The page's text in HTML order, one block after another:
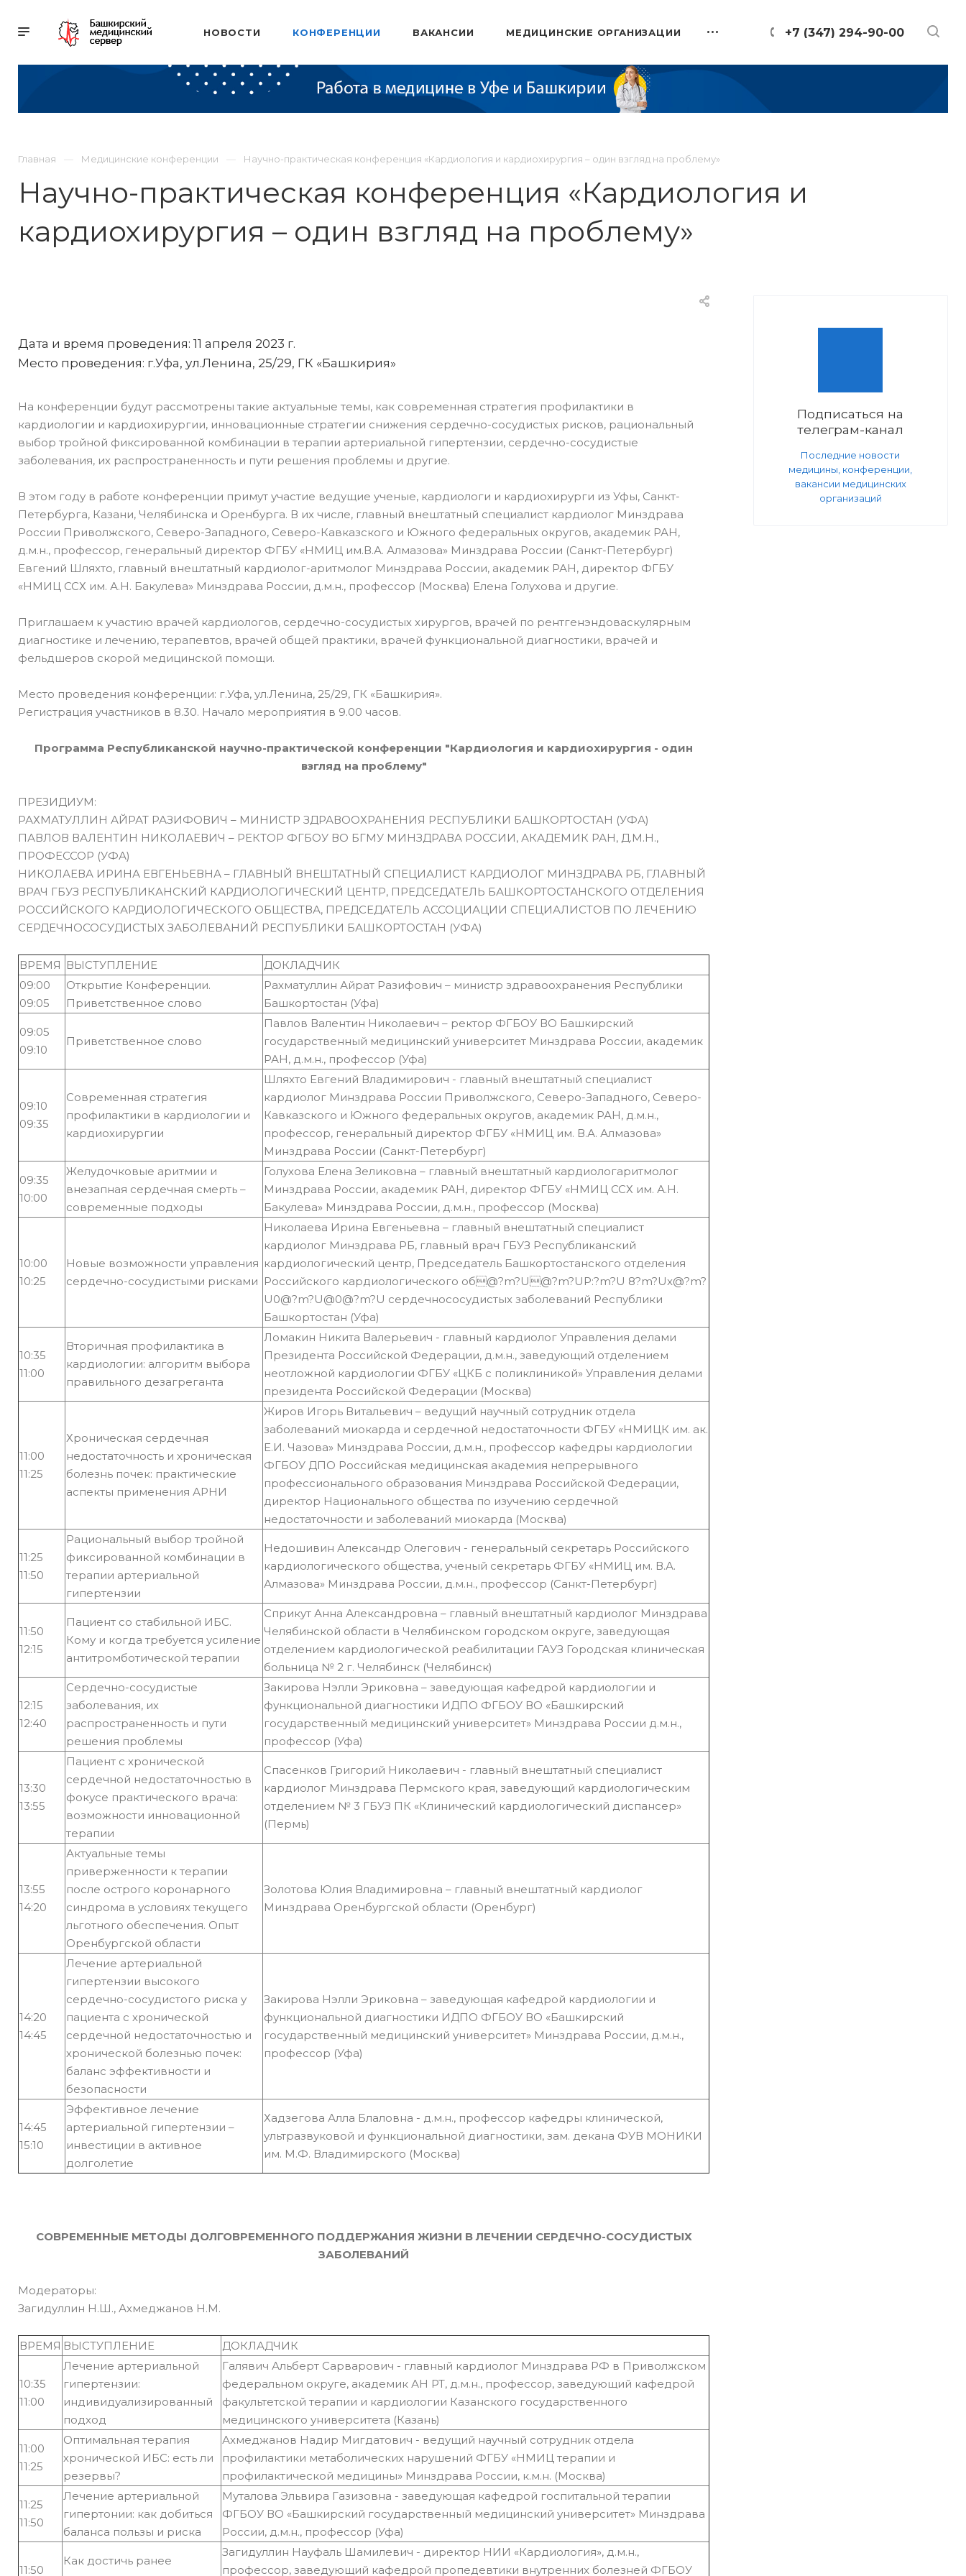
+7 (347) 294-90-00
НОВОСТИ КОНФЕРЕНЦИИ ВАКАНСИИ МЕДИЦИНСКИЕ ОРГАНИЗАЦИИ
Главная Медицинские конференции Научно-практическая конференция «Кардиология и кардиохирургия – один взгляд на проблему»
Научно-практическая конференция «Кардиология и
кардиохирургия – один взгляд на проблему»
Дата и время проведения: 11 апреля 2023 г.
Место проведения: г.Уфа, ул.Ленина, 25/29, ГК «Башкирия»
На конференции будут рассмотрены такие актуальные темы, как современная стратегия профилактики в
кардиологии и кардиохирургии, инновационные стратегии снижения сердечно-сосудистых рисков, рациональный
выбор тройной фиксированной комбинации в терапии артериальной гипертензии, сердечно-сосудистые
заболевания, их распространенность и пути решения проблемы и другие.
В этом году в работе конференции примут участие ведущие ученые, кардиологи и кардиохирурги из Уфы, Санкт-
Петербурга, Казани, Челябинска и Оренбурга. В их числе, главный внештатный специалист кардиолог Минздрава
России Приволжского, Северо-Западного, Северо-Кавказского и Южного федеральных округов, академик РАН,
д.м.н., профессор, генеральный директор ФГБУ «НМИЦ им.В.А. Алмазова» Минздрава России (Санкт-Петербург)
Евгений Шляхто, главный внештатный кардиолог-аритмолог Минздрава России, академик РАН, директор ФГБУ
«НМИЦ ССХ им. А.Н. Бакулева» Минздрава России, д.м.н., профессор (Москва) Елена Голухова и другие.
Приглашаем к участию врачей кардиологов, сердечно-сосудистых хирургов, врачей по рентгенэндоваскулярным
диагностике и лечению, терапевтов, врачей общей практики, врачей функциональной диагностики, врачей и
фельдшеров скорой медицинской помощи.
Место проведения конференции: г.Уфа, ул.Ленина, 25/29, ГК «Башкирия».
Регистрация участников в 8.30. Начало мероприятия в 9.00 часов.
Программа Республиканской научно-практической конференции "Кардиология и кардиохирургия - один
взгляд на проблему"
ПРЕЗИДИУМ:
РАХМАТУЛЛИН АЙРАТ РАЗИФОВИЧ – МИНИСТР ЗДРАВООХРАНЕНИЯ РЕСПУБЛИКИ БАШКОРТОСТАН (УФА)
ПАВЛОВ ВАЛЕНТИН НИКОЛАЕВИЧ – РЕКТОР ФГБОУ ВО БГМУ МИНЗДРАВА РОССИИ, АКАДЕМИК РАН, Д.М.Н.,
ПРОФЕССОР (УФА)
НИКОЛАЕВА ИРИНА ЕВГЕНЬЕВНА – ГЛАВНЫЙ ВНЕШТАТНЫЙ СПЕЦИАЛИСТ КАРДИОЛОГ МИНЗДРАВА РБ, ГЛАВНЫЙ
ВРАЧ ГБУЗ РЕСПУБЛИКАНСКИЙ КАРДИОЛОГИЧЕСКИЙ ЦЕНТР, ПРЕДСЕДАТЕЛЬ БАШКОРТОСТАНСКОГО ОТДЕЛЕНИЯ
РОССИЙСКОГО КАРДИОЛОГИЧЕСКОГО ОБЩЕСТВА, ПРЕДСЕДАТЕЛЬ АССОЦИАЦИИ СПЕЦИАЛИСТОВ ПО ЛЕЧЕНИЮ
СЕРДЕЧНОСОСУДИСТЫХ ЗАБОЛЕВАНИЙ РЕСПУБЛИКИ БАШКОРТОСТАН (УФА)
ВРЕМЯ ВЫСТУПЛЕНИЕ
ДОКЛАДЧИК
09:00
09:05
Открытие Конференции.
Приветственное слово
Рахматуллин Айрат Разифович – министр здравоохранения Республики
Башкортостан (Уфа)
09:05
09:10
Приветственное слово
Павлов Валентин Николаевич – ректор ФГБОУ ВО Башкирский
государственный медицинский университет Минздрава России, академик
РАН, д.м.н., профессор (Уфа)
09:10
09:35
Современная стратегия
профилактики в кардиологии и
кардиохирургии
Шляхто Евгений Владимирович - главный внештатный специалист
кардиолог Минздрава России Приволжского, Северо-Западного, Северо-
Кавказского и Южного федеральных округов, академик РАН, д.м.н.,
профессор, генеральный директор ФГБУ «НМИЦ им. В.А. Алмазова»
Минздрава России (Санкт-Петербург)
09:35
10:00
Желудочковые аритмии и
внезапная сердечная смерть –
современные подходы
Голухова Елена Зеликовна – главный внештатный кардиологаритмолог
Минздрава России, академик РАН, директор ФГБУ «НМИЦ ССХ им. А.Н.
Бакулева» Минздрава России, д.м.н., профессор (Москва)
10:00
10:25
Новые возможности управления
сердечно-сосудистыми рисками
Николаева Ирина Евгеньевна – главный внештатный специалист
кардиолог Минздрава РБ, главный врач ГБУЗ Республиканский
кардиологический центр, Председатель Башкортостанского отделения
Российского кардиологического об@?m?U@?m?UP:?m?U 8?m?Ux@?m?
U0@?m?U@0@?m?U сердечнососудистых заболеваний Республики
Башкортостан (Уфа)
10:35
11:00
Вторичная профилактика в
кардиологии: алгоритм выбора
правильного дезагреганта
Ломакин Никита Валерьевич - главный кардиолог Управления делами
Президента Российской Федерации, д.м.н., заведующий отделением
неотложной кардиологии ФГБУ «ЦКБ с поликлиникой» Управления делами
президента Российской Федерации (Москва)
11:00
11:25
Хроническая сердечная
недостаточность и хроническая
болезнь почек: практические
аспекты применения АРНИ
Жиров Игорь Витальевич – ведущий научный сотрудник отдела
заболеваний миокарда и сердечной недостаточности ФГБУ «НМИЦК им. ак.
Е.И. Чазова» Минздрава России, д.м.н., профессор кафедры кардиологии
ФГБОУ ДПО Российская медицинская академия непрерывного
профессионального образования Минздрава Российской Федерации,
директор Национального общества по изучению сердечной
недостаточности и заболеваний миокарда (Москва)
11:25
11:50
Рациональный выбор тройной
фиксированной комбинации в
терапии артериальной
гипертензии
Недошивин Александр Олегович - генеральный секретарь Российского
кардиологического общества, ученый секретарь ФГБУ «НМИЦ им. В.А.
Алмазова» Минздрава России, д.м.н., профессор (Санкт-Петербург)
11:50
12:15
Пациент со стабильной ИБС.
Кому и когда требуется усиление
антитромботической терапии
Сприкут Анна Александровна – главный внештатный кардиолог Минздрава
Челябинской области в Челябинском городском округе, заведующая
отделением кардиологической реабилитации ГАУЗ Городская клиническая
больница № 2 г. Челябинск (Челябинск)
12:15
12:40
Сердечно-сосудистые
заболевания, их
распространенность и пути
решения проблемы
Закирова Нэлли Эриковна – заведующая кафедрой кардиологии и
функциональной диагностики ИДПО ФГБОУ ВО «Башкирский
государственный медицинский университет» Минздрава России д.м.н.,
профессор (Уфа)
13:30
13:55
Пациент с хронической
сердечной недостаточностью в
фокусе практического врача:
возможности инновационной
терапии
Спасенков Григорий Николаевич - главный внештатный специалист
кардиолог Минздрава Пермского края, заведующий кардиологическим
отделением № 3 ГБУЗ ПК «Клинический кардиологический диспансер»
(Пермь)
13:55
14:20
Актуальные темы
приверженности к терапии
после острого коронарного
синдрома в условиях текущего
льготного обеспечения. Опыт
Оренбургской области
Золотова Юлия Владимировна – главный внештатный кардиолог
Минздрава Оренбургской области (Оренбург)
14:20
14:45
Лечение артериальной
гипертензии высокого
сердечно-сосудистого риска у
пациента с хронической
сердечной недостаточностью и
хронической болезнью почек:
баланс эффективности и
безопасности
Закирова Нэлли Эриковна – заведующая кафедрой кардиологии и
функциональной диагностики ИДПО ФГБОУ ВО «Башкирский
государственный медицинский университет» Минздрава России, д.м.н.,
профессор (Уфа)
14:45
15:10
Эффективное лечение
артериальной гипертензии –
инвестиции в активное
долголетие
Хадзегова Алла Блаловна - д.м.н., профессор кафедры клинической,
ультразвуковой и функциональной диагностики, зам. декана ФУВ МОНИКИ
им. М.Ф. Владимирского (Москва)
СОВРЕМЕННЫЕ МЕТОДЫ ДОЛГОВРЕМЕННОГО ПОДДЕРЖАНИЯ ЖИЗНИ В ЛЕЧЕНИИ СЕРДЕЧНО-СОСУДИСТЫХ
ЗАБОЛЕВАНИЙ
Модераторы:
Загидуллин Н.Ш., Ахмеджанов Н.М.
ВРЕМЯ ВЫСТУПЛЕНИЕ ДОКЛАДЧИК
10:35
11:00
Лечение артериальной
гипертензии:
индивидуализированный
подход
Галявич Альберт Сарварович - главный кардиолог Минздрава РФ в Приволжском
федеральном округе, академик АН РТ, д.м.н., профессор, заведующий кафедрой
факультетской терапии и кардиологии Казанского государственного
медицинского университета (Казань)
11:00
11:25
Оптимальная терапия
хронической ИБС: есть ли
резервы?
Ахмеджанов Надир Мигдатович - ведущий научный сотрудник отдела
профилактики метаболических нарушений ФГБУ «НМИЦ терапии и
профилактической медицины» Минздрава России, к.м.н. (Москва)
11:25
11:50
Лечение артериальной
гипертонии: как добиться
баланса пользы и риска
Муталова Эльвира Газизовна - заведующая кафедрой госпитальной терапии
ФГБОУ ВО «Башкирский государственный медицинский университет» Минздрава
России, д.м.н., профессор (Уфа)
11:50
Как достичь ранее
Загидуллин Науфаль Шамилевич - директор НИИ «Кардиология», д.м.н.,
профессор, заведующий кафедрой пропедевтики внутренних болезней ФГБОУ
Подписаться на
телеграм-канал
Последние новости
медицины, конференции,
вакансии медицинских
организаций